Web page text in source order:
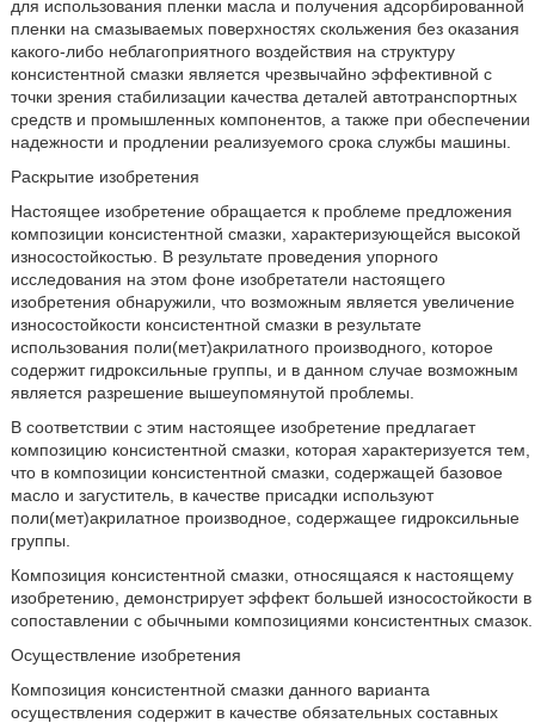
для использования пленки масла и получения адсорбированной
пленки на смазываемых поверхностях скольжения без оказания
какого-либо неблагоприятного воздействия на структуру
консистентной смазки является чрезвычайно эффективной с
точки зрения стабилизации качества деталей автотранспортных
средств и промышленных компонентов, а также при обеспечении
надежности и продлении реализуемого срока службы машины.
Раскрытие изобретения
Настоящее изобретение обращается к проблеме предложения
композиции консистентной смазки, характеризующейся высокой
износостойкостью. В результате проведения упорного
исследования на этом фоне изобретатели настоящего
изобретения обнаружили, что возможным является увеличение
износостойкости консистентной смазки в результате
использования поли(мет)акрилатного производного, которое
содержит гидроксильные группы, и в данном случае возможным
является разрешение вышеупомянутой проблемы.
В соответствии с этим настоящее изобретение предлагает
композицию консистентной смазки, которая характеризуется тем,
что в композиции консистентной смазки, содержащей базовое
масло и загуститель, в качестве присадки используют
поли(мет)акрилатное производное, содержащее гидроксильные
группы.
Композиция консистентной смазки, относящаяся к настоящему
изобретению, демонстрирует эффект большей износостойкости в
сопоставлении с обычными композициями консистентных смазок.
Осуществление изобретения
Композиция консистентной смазки данного варианта
осуществления содержит в качестве обязательных составных